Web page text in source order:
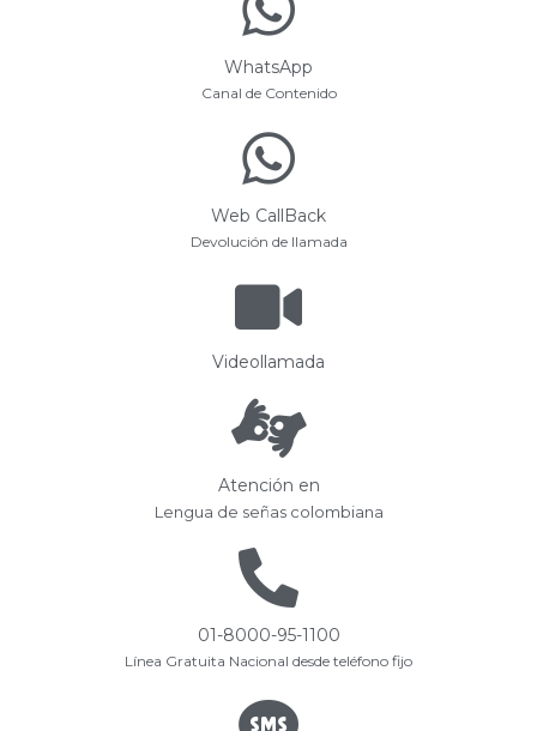
WhatsApp
Canal de Contenido
Web CallBack
Devolución de llamada
Videollamada
Atención en
Lengua de señas colombiana
01-8000-95-1100
Línea Gratuita Nacional desde teléfono fijo